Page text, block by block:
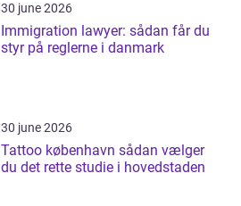
30 june 2026
Immigration lawyer: sådan får du
styr på reglerne i danmark
30 june 2026
Tattoo københavn sådan vælger
du det rette studie i hovedstaden